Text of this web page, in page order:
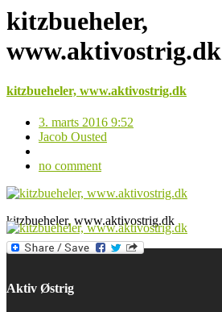
kitzbueheler,
www.aktivostrig.dk
kitzbueheler, www.aktivostrig.dk
3. marts 2016 9:52
Jacob Ousted
no comment
kitzbueheler, www.aktivostrig.dk
Aktiv Østrig